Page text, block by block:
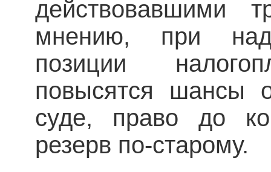
действовавшими
мнению, при
позиции
повысятся шансы
суде, право до
резерв по-старому.